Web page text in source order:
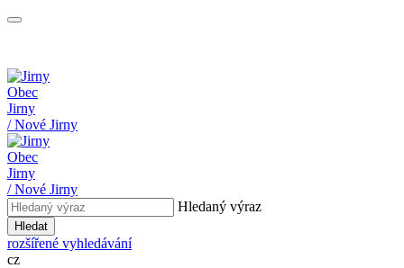
Obec
Jirny
/ Nové Jirny
Obec
Jirny
/ Nové Jirny
Hledaný výraz
Hledat
rozšířené vyhledávání
cz